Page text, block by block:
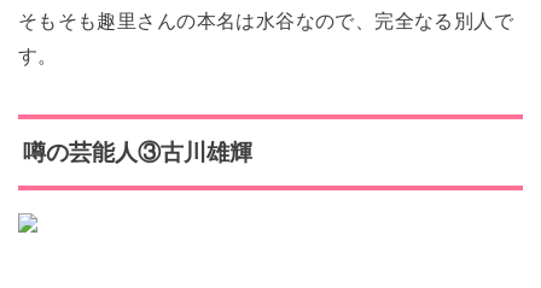
そもそも趣里さんの本名は水谷なので、完全なる別人で
す。
噂の芸能人③古川雄輝